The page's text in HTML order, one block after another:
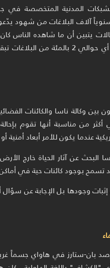
المدنية المتخصصة في
آلاف البلاغات من شهود
يتبين أن ما شاهده الناس كان
جوية نادرة ، لكن نسبة صغيرة أي
وكالة ناسا والكائنات
من مناسبة أنها تقوم بإحالة
عندما يكون للأمر أبعاد أمنية
عن آثار الحياة خارج
تسمح بوجود كائنات حية في
وجودها بل الإجابة عن سؤال
2017 التقط مرصد بان-ستارز في